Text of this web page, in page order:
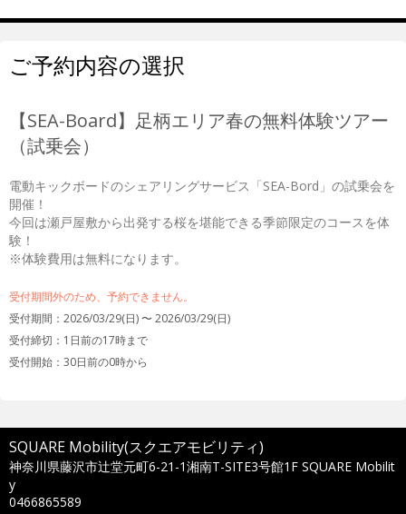
ご予約内容の選択
【SEA-Board】足柄エリア春の無料体験ツアー
（試乗会）
電動キックボードのシェアリングサービス「SEA-Bord」の試乗会を
開催！
今回は瀬戸屋敷から出発する桜を堪能できる季節限定のコースを体
験！
※体験費用は無料になります。
受付期間外のため、予約できません。
受付期間：2026/03/29(日) 〜 2026/03/29(日)
受付締切： 1日前の17時まで
受付開始： 30日前の0時から
SQUARE Mobility(スクエアモビリティ)
神奈川県藤沢市辻堂元町6-21-1湘南T-SITE3号館1F SQUARE Mobilit
y
0466865589